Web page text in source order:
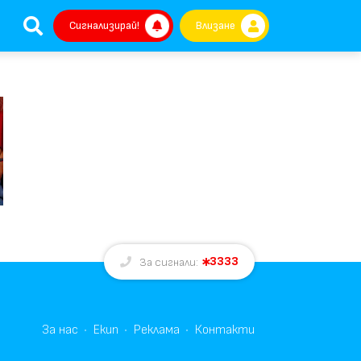
Сигнализирай! Влизане
За сигнали: 3333
За нас Екип Реклама Контакти